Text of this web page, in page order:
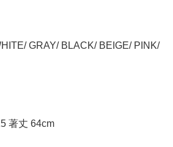
GRAY/ BLACK/ BEIGE/ PINK/
著丈 64cm